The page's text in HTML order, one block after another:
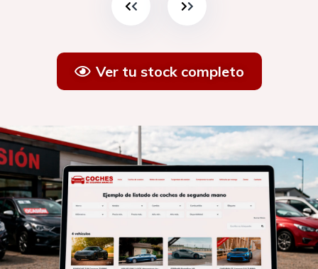
Ver tu stock completo